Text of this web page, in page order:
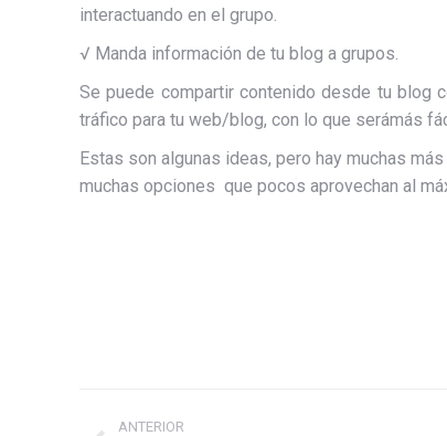
interactuando en el grupo.
√ Manda información de tu blog a grupos.
Se puede compartir contenido desde tu blog
tráfico para tu web/blog, con lo que serámás
Estas son algunas ideas, pero hay muchas más
muchas opciones que pocos aprovechan al
Navegación
ANTERIOR